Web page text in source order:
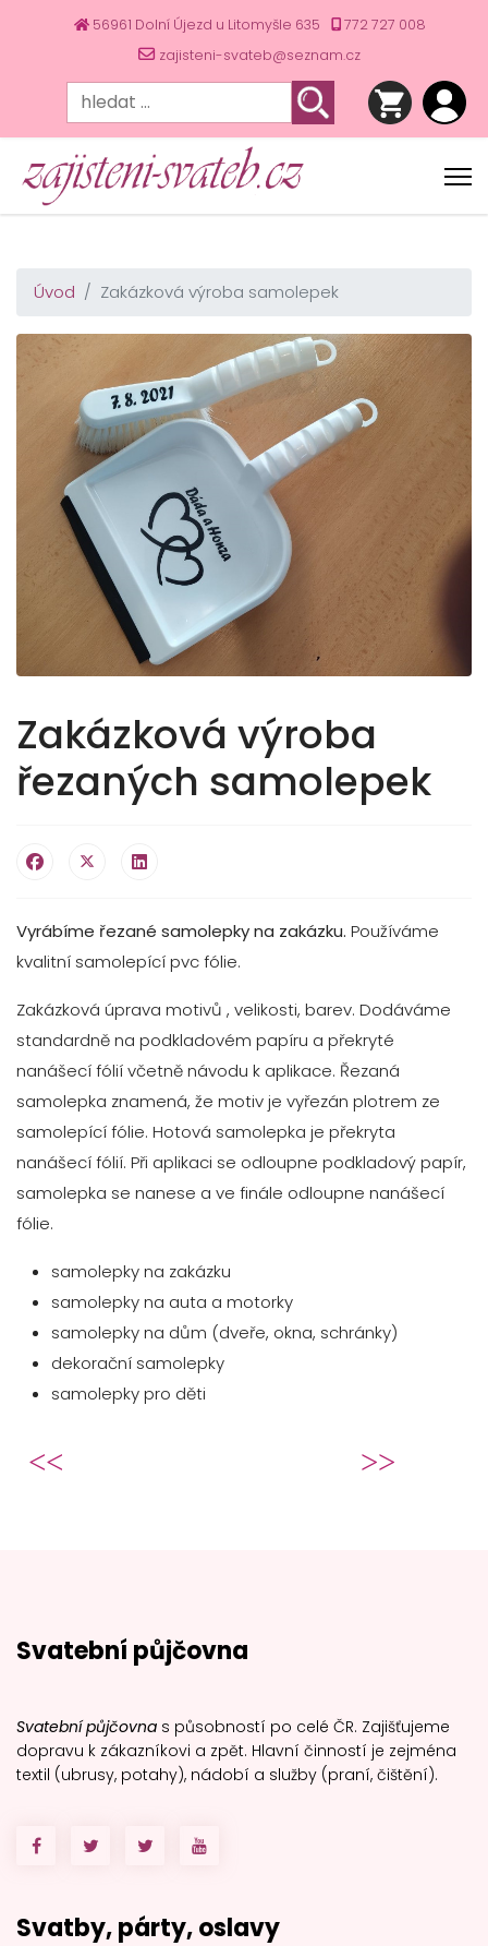
56961 Dolní Újezd u Litomyšle 635
772 727 008
zajisteni-svateb@seznam.cz
Úvod Zakázková výroba samolepek
Zakázková výroba
řezaných samolepek
Vyrábíme řezané samolepky na zakázku. Používáme
kvalitní samolepící pvc fólie.
Zakázková úprava motivů , velikosti, barev. Dodáváme
standardně na podkladovém papíru a překryté
nanášecí fólií včetně návodu k aplikace. Řezaná
samolepka znamená, že motiv je vyřezán plotrem ze
samolepící fólie. Hotová samolepka je překryta
nanášecí fólií. Při aplikaci se odloupne podkladový papír,
samolepka se nanese a ve finále odloupne nanášecí
fólie.
samolepky na zakázku
samolepky na auta a motorky
samolepky na dům (dveře, okna, schránky)
dekorační samolepky
samolepky pro děti
Předchozí článek: Potahy na pivní
Další článek:
Svatební půjčovna
Svatební půjčovna s působností po celé ČR. Zajišťujeme
dopravu k zákazníkovi a zpět. Hlavní činností je zejména
textil (ubrusy, potahy), nádobí a služby (praní, čištění).
Svatby, párty, oslavy